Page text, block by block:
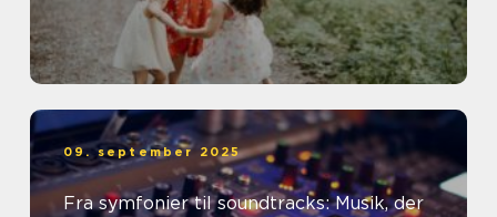
09. september 2025
Fra symfonier til soundtracks: Musik, der